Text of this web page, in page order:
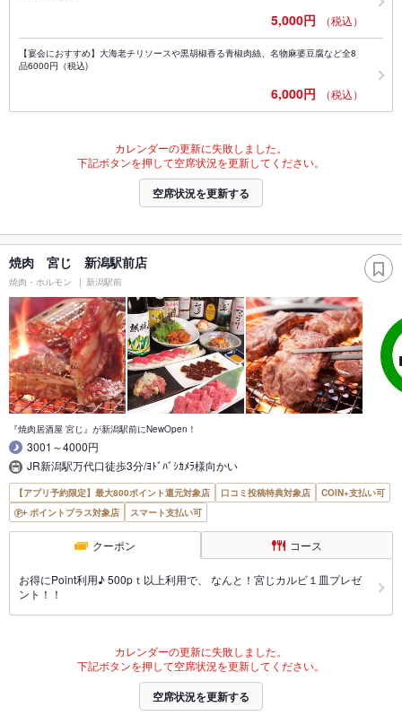
5,000円 （税込）
【宴会におすすめ】大海老チリソースや黒胡椒香る青椒肉絲、名物麻婆豆腐など全8
品6000円（税込)
6,000円 （税込）
カレンダーの更新に失敗しました。
下記ボタンを押して空席状況を更新してください。
空席状況を更新する
焼肉 宮じ 新潟駅前店
焼肉・ホルモン 新潟駅前
『焼肉居酒屋 宮じ』が新潟駅前にNewOpen！
3001～4000円
JR新潟駅万代口徒歩3分/ﾖﾄﾞﾊﾞｼｶﾒﾗ様向かい
【アプリ予約限定】最大800ポイント還元対象店 口コミ投稿特典対象店
COIN+支払い可
ポイントプラス対象店
スマート支払い可
クーポン コース
お得にPoint利用♪ 500pｔ以上利用で、 なんと！宮じカルビ１皿プレゼ
ント！！
カレンダーの更新に失敗しました。
下記ボタンを押して空席状況を更新してください。
空席状況を更新する